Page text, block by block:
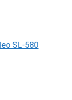
SL-580